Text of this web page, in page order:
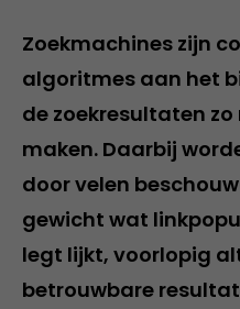
Zoekmachines zijn
algoritmes aan het
de zoekresultaten
maken. Daarbij
door velen
gewicht wat
legt lijkt, voorlopig
betrouwbare